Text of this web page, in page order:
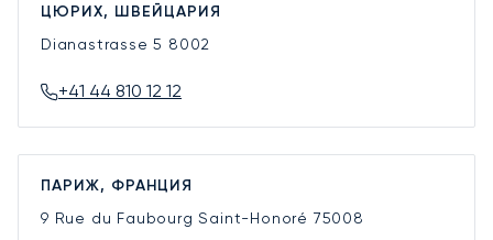
ЦЮРИХ, ШВЕЙЦАРИЯ
Dianastrasse 5 8002
+41 44 810 12 12
ПАРИЖ, ФРАНЦИЯ
9 Rue du Faubourg Saint-Honoré 75008